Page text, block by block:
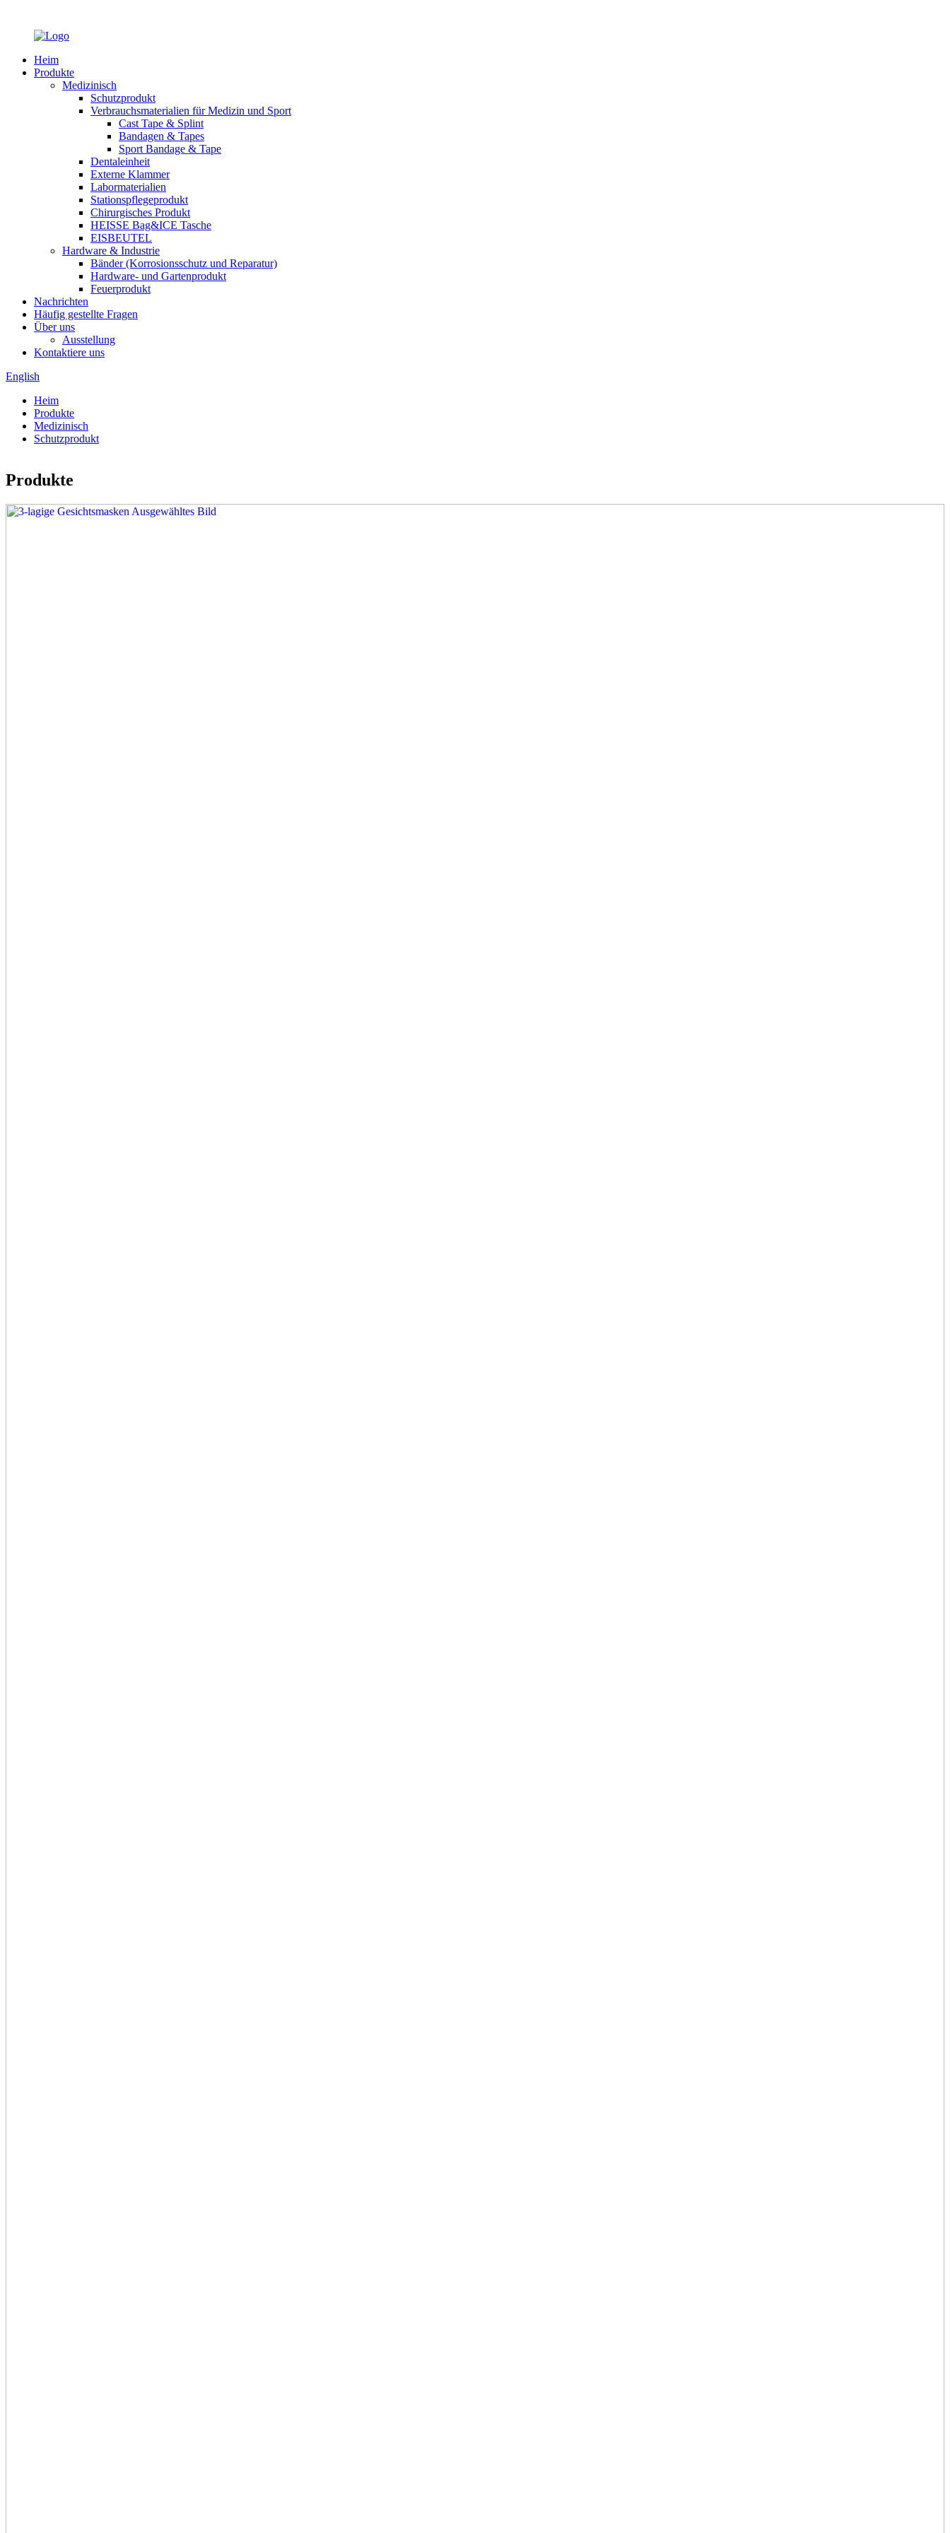
Heim
Produkte
Medizinisch
Schutzprodukt
Verbrauchsmaterialien für Medizin und Sport
Cast Tape & Splint
Bandagen & Tapes
Sport Bandage & Tape
Dentaleinheit
Externe Klammer
Labormaterialien
Stationspflegeprodukt
Chirurgisches Produkt
HEISSE Bag&ICE Tasche
EISBEUTEL
Hardware & Industrie
Bänder (Korrosionsschutz und Reparatur)
Hardware- und Gartenprodukt
Feuerprodukt
Nachrichten
Häufig gestellte Fragen
Über uns
Ausstellung
Kontaktiere uns
English
Heim
Produkte
Medizinisch
Schutzprodukt
Produkte